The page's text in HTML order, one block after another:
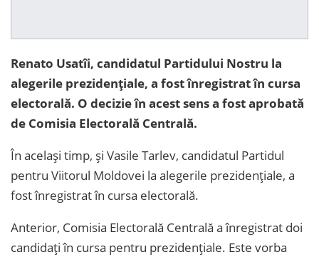
Renato Usatîi, candidatul Partidului Nostru la
alegerile prezidențiale, a fost înregistrat în cursa
electorală. O decizie în acest sens a fost aprobată
de Comisia Electorală Centrală.
În același timp, și Vasile Tarlev, candidatul Partidul
pentru Viitorul Moldovei la alegerile prezidențiale, a
fost înregistrat în cursa electorală.
Anterior, Comisia Electorală Centrală a înregistrat doi
candidați în cursa pentru prezidențiale. Este vorba